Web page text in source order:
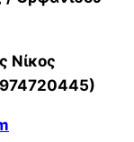
Νίκος